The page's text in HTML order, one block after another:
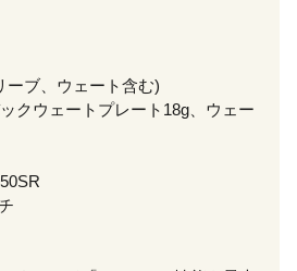
ーブ、ウェート含む)
クウェートプレート18g、ウェー